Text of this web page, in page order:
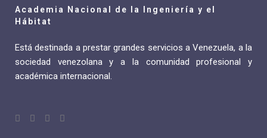
Academia Nacional de la Ingeniería y el
Hábitat
Está destinada a prestar grandes servicios a Venezuela, a la
sociedad venezolana y a la comunidad profesional y
académica internacional.